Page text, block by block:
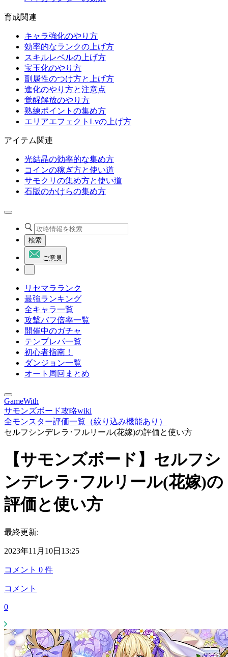
育成関連
キャラ強化のやり方
効率的なランクの上げ方
スキルレベルの上げ方
宝玉化のやり方
副属性のつけ方と上げ方
進化のやり方と注意点
覚醒解放のやり方
熟練ポイントの集め方
エリアエフェクトLvの上げ方
アイテム関連
光結晶の効率的な集め方
コインの稼ぎ方と使い道
サモクリの集め方と使い道
石版のかけらの集め方
検索
ご意見
リセマラランク
最強ランキング
全キャラ一覧
攻撃バフ倍率一覧
開催中のガチャ
テンプレパ一覧
初心者指南！
ダンジョン一覧
オート周回まとめ
GameWith
サモンズボード攻略wiki
全モンスター評価一覧（絞り込み機能あり）
セルフシンデレラ･フルリール(花嫁)の評価と使い方
【サモンズボード】セルフシ
ンデレラ･フルリール(花嫁)の
評価と使い方
最終更新:
2023年11月10日13:25
コメント 0 件
コメント
0